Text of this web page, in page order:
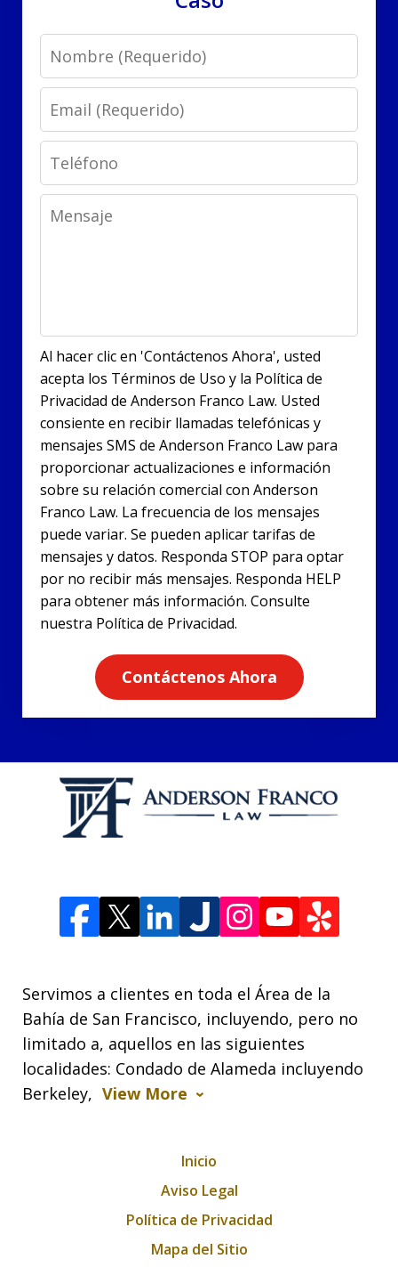
Name
Email
Phone
Message
Al hacer clic en 'Contáctenos Ahora', usted
acepta los Términos de Uso y la Política de
Privacidad de Anderson Franco Law. Usted
consiente en recibir llamadas telefónicas y
mensajes SMS de Anderson Franco Law para
proporcionar actualizaciones e información
sobre su relación comercial con Anderson
Franco Law. La frecuencia de los mensajes
puede variar. Se pueden aplicar tarifas de
mensajes y datos. Responda STOP para optar
por no recibir más mensajes. Responda HELP
para obtener más información. Consulte
nuestra Política de Privacidad.
Contáctenos Ahora
Servimos a clientes en toda el Área de la
Bahía de San Francisco, incluyendo, pero no
limitado a, aquellos en las siguientes
localidades: Condado de Alameda incluyendo
Berkeley, View More
Inicio
Aviso Legal
Política de Privacidad
Mapa del Sitio